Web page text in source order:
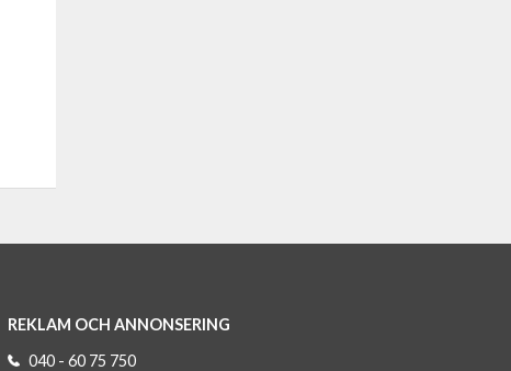
REKLAM OCH ANNONSERING
040 - 60 75 750